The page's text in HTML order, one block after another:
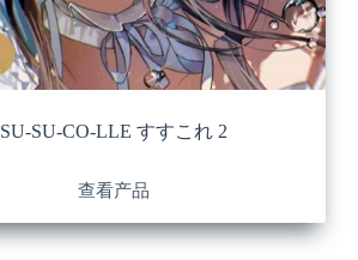
SU-SU-CO-LLE すすこれ 2
查看产品